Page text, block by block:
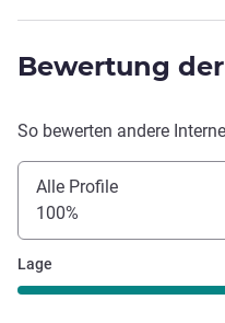
Bewertung
So bewerten andere
Alle Profile
100%
Lage